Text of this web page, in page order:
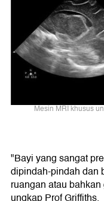
Mesin MRI khusus
"Bayi yang sangat
dipindah-pindah dan
ruangan atau